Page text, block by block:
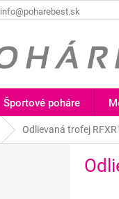
info@poharebest.sk
Športové poháre
Odlievaná trofej